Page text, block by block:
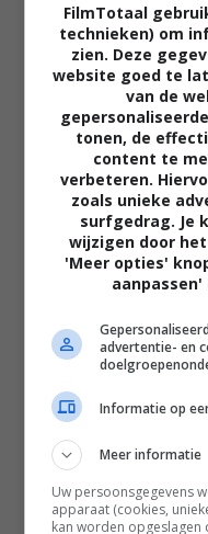
The Uprising
FilmTotaal
technieken) om
zien. Deze
website goed te
van de
tonen, de
content te
verbeteren.
zoals unieke
surfgedrag. Je
wijzigen door
'Meer opties'
advertentie- en
Informatie op
Meer informatie
Uw persoonsgegevens
apparaat (cookies,
kan worden